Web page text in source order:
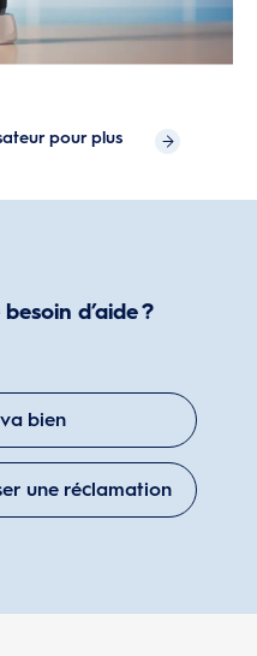
pour plus
d’aide ?
bien
une réclamation